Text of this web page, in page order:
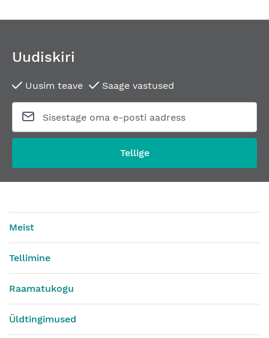
Uudiskiri
Uusim teave Saage vastused
Tellige
Meist
Tellimine
Raamatukogu
Üldtingimused